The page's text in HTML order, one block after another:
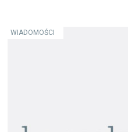
WIADOMOŚCI